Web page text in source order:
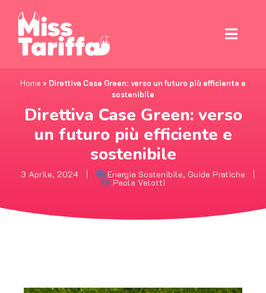
Home » Direttiva Case Green: verso un futuro più efficiente e
sostenibile
Direttiva Case Green: verso
un futuro più efficiente e
sostenibile
3 Aprile, 2024 Energia Sostenibile, Guide Pratiche
Paola Velotti